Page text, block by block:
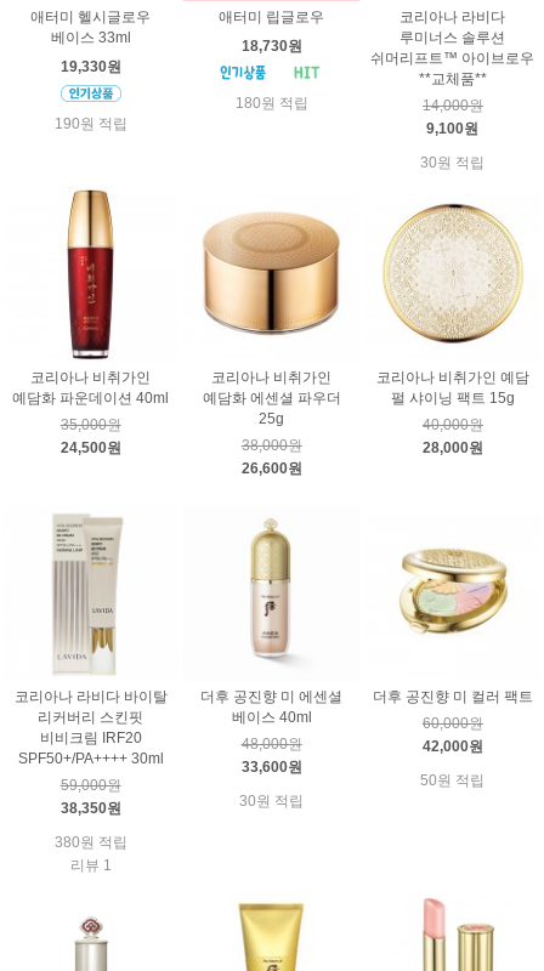
애터미 헬시글로우
베이스 33ml
19,330원
190원 적립
애터미 립글로우
18,730원
180원 적립
코리아나 라비다
루미너스 솔루션
쉬머리프트™ 아이브로우
**교체품**
14,000원
9,100원
30원 적립
코리아나 비취가인
예담화 파운데이션 40ml
35,000원
24,500원
코리아나 비취가인
예담화 에센셜 파우더
25g
38,000원
26,600원
코리아나 비취가인 예담
펄 샤이닝 팩트 15g
40,000원
28,000원
코리아나 라비다 바이탈
리커버리 스킨핏
비비크림 IRF20
SPF50+/PA++++ 30ml
59,000원
38,350원
380원 적립
리뷰 1
더후 공진향 미 에센셜
베이스 40ml
48,000원
33,600원
30원 적립
더후 공진향 미 컬러 팩트
60,000원
42,000원
50원 적립